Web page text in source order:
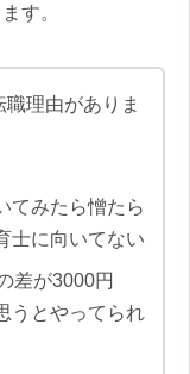
す。
理由がありま
てみたら憎たら
士に向いてない
差が3000円
うとやってられ